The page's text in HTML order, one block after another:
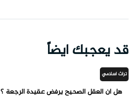
قد يعجبك ايضاً
تراث اسلامي
هل ان العقل الصحيح يرفض عقيدة الرجعة ؟